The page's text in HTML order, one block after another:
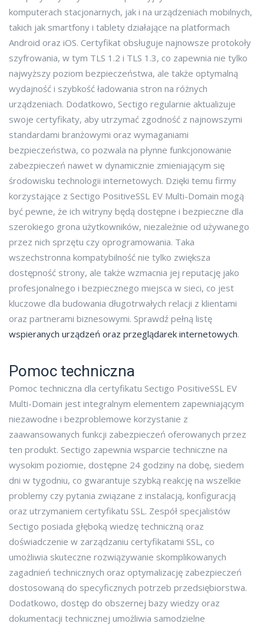
komputerach stacjonarnych, jak i na urządzeniach mobilnych,
takich jak smartfony i tablety działające na platformach
Android oraz iOS. Certyfikat obsługuje najnowsze protokoły
szyfrowania, w tym TLS 1.2 i TLS 1.3, co zapewnia nie tylko
najwyższy poziom bezpieczeństwa, ale także optymalną
wydajność i szybkość ładowania stron na różnych
urządzeniach. Dodatkowo, Sectigo regularnie aktualizuje
swoje certyfikaty, aby utrzymać zgodność z najnowszymi
standardami branżowymi oraz wymaganiami
bezpieczeństwa, co pozwala na płynne funkcjonowanie
zabezpieczeń nawet w dynamicznie zmieniającym się
środowisku technologii internetowych. Dzięki temu firmy
korzystające z Sectigo PositiveSSL EV Multi-Domain mogą
być pewne, że ich witryny będą dostępne i bezpieczne dla
szerokiego grona użytkowników, niezależnie od używanego
przez nich sprzętu czy oprogramowania. Taka
wszechstronna kompatybilność nie tylko zwiększa
dostępność strony, ale także wzmacnia jej reputację jako
profesjonalnego i bezpiecznego miejsca w sieci, co jest
kluczowe dla budowania długotrwałych relacji z klientami
oraz partnerami biznesowymi. Sprawdź pełną listę
wspieranych urządzeń oraz przeglądarek internetowych.
Pomoc techniczna
Pomoc techniczna dla certyfikatu Sectigo PositiveSSL EV
Multi-Domain jest integralnym elementem zapewniającym
niezawodne i bezproblemowe korzystanie z
zaawansowanych funkcji zabezpieczeń oferowanych przez
ten produkt. Sectigo zapewnia wsparcie techniczne na
wysokim poziomie, dostępne 24 godziny na dobę, siedem
dni w tygodniu, co gwarantuje szybką reakcję na wszelkie
problemy czy pytania związane z instalacją, konfiguracją
oraz utrzymaniem certyfikatu SSL. Zespół specjalistów
Sectigo posiada głęboką wiedzę techniczną oraz
doświadczenie w zarządzaniu certyfikatami SSL, co
umożliwia skuteczne rozwiązywanie skomplikowanych
zagadnień technicznych oraz optymalizację zabezpieczeń
dostosowaną do specyficznych potrzeb przedsiębiorstwa.
Dodatkowo, dostęp do obszernej bazy wiedzy oraz
dokumentacji technicznej umożliwia samodzielne